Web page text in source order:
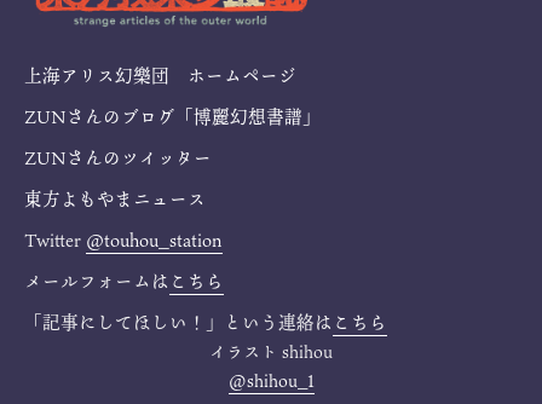
上海アリス幻樂団 ホームページ
ZUNさんのブログ「博麗幻想書譜」
ZUNさんのツイッター
東方よもやまニュース
Twitter @touhou_station
メールフォームは こちら
「記事にしてほしい！」という連絡は こちら
イラスト shihou
@shihou_1